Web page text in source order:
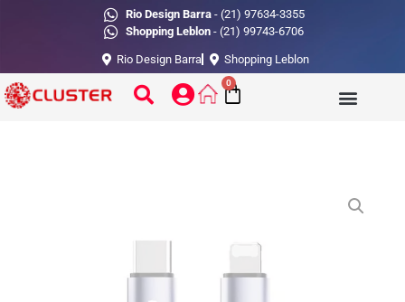
Rio Design Barra- (21) 97634-3355
Shopping Leblon - (21) 99743-6706
Rio Design Barra Shopping Leblon
0